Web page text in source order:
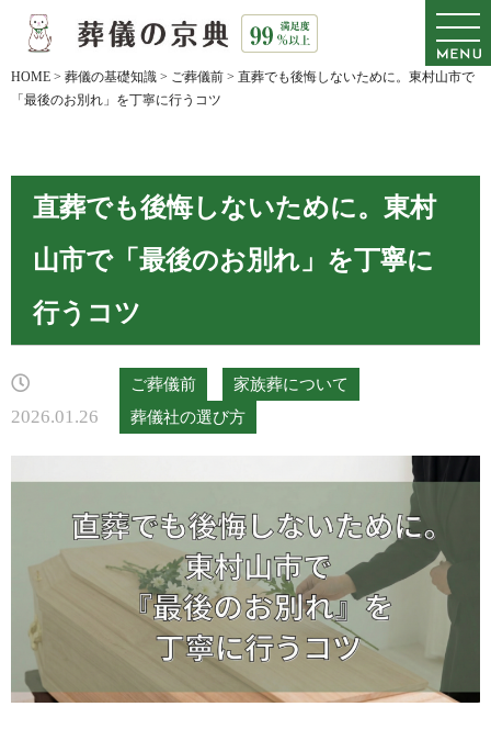
HOME > 葬儀の基礎知識 > ご葬儀前 > 直葬でも後悔しないために。東村山市で
「最後のお別れ」を丁寧に行うコツ
直葬でも後悔しないために。東村
山市で「最後のお別れ」を丁寧に
行うコツ
2026.01.26
ご葬儀前
家族葬について
葬儀社の選び方